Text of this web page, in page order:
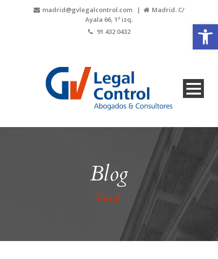
madrid@gvlegalcontrol.com |
Madrid. C/
Ayala 66, 1º izq.
91 432 0432
Blog
Fiscal